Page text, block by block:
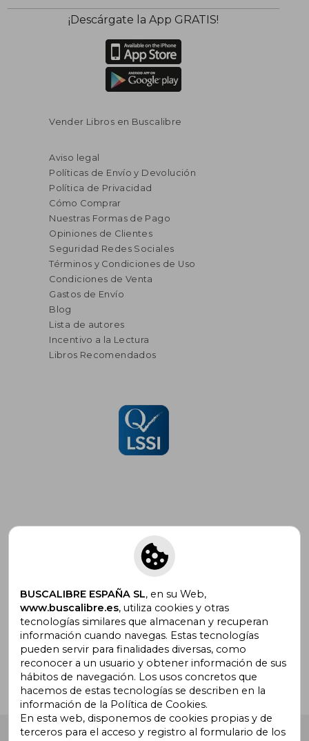
¡Descárgate la App GRATIS!
Vender Libros en Buscalibre
Aviso legal
Políticas de Envío y Devolución
Política de Privacidad
Cómo Comprar
Nuestras Formas de Pago
Opiniones de Clientes
Seguridad Redes Sociales
Términos y Condiciones de Uso
Condiciones de Venta
Gastos de Envío
Blog
Lista de autores
Incentivo a la Lectura
Libros Recomendados
Suscríbete para recibir ofertas y
promociones
¿Necesitas ayuda?
Buscalibre España . Calle Energía, 65, Nave 3 (08940),
BUSCALIBRE ESPAÑA SL, en su Web,
www.buscalibre.es, utiliza cookies y otras
tecnologías similares que almacenan y recuperan
información cuando navegas. Estas tecnologías
pueden servir para finalidades diversas, como
reconocer a un usuario y obtener información de sus
hábitos de navegación. Los usos concretos que
hacemos de estas tecnologías se describen en la
información de la Política de Cookies.
En esta web, disponemos de cookies propias y de
terceros para el acceso y registro al formulario de los